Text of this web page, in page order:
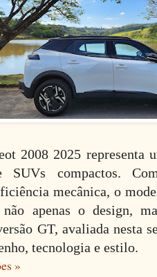
2008 2025 representa
SUVs compactos.
mecânica, o
apenas o design,
GT, avaliada nesta
tecnologia e estilo.
»